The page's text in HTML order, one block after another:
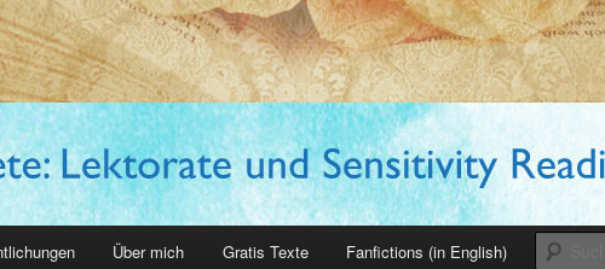
Über mich Gratis Texte Fanfictions (in English)